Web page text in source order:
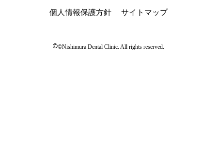
個人情報保護方針 サイトマップ
©©Nishimura Dental Clinic. All rights reserved.